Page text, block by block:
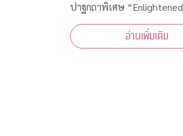
ปาฐกถาพิเศษ “Enlightened
Leadership”
อ่านเพิ่มเติม